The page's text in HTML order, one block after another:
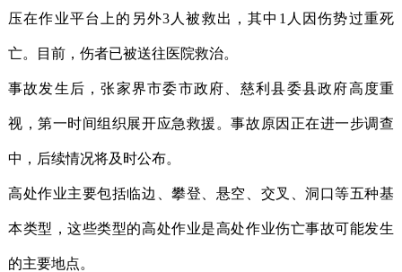
压在作业平台上的另外3人被救出，其中1人因伤势过重死
亡。目前，伤者已被送往医院救治。
事故发生后，张家界市委市政府、慈利县委县政府高度重
视，第一时间组织展开应急救援。事故原因正在进一步调查
中，后续情况将及时公布。
高处作业主要包括临边、攀登、悬空、交叉、洞口等五种基
本类型，这些类型的高处作业是高处作业伤亡事故可能发生
的主要地点。